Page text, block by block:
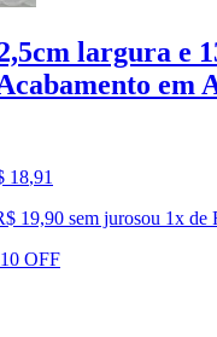
largura e
em
18,91
19,90 sem jurosou 1x de
OFF